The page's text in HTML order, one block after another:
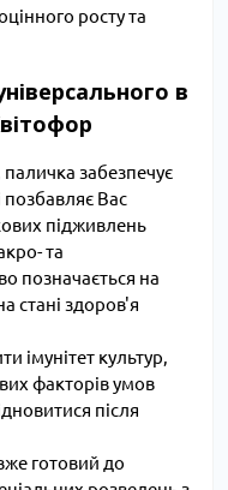
росту та
в
паличка забезпечує
позбавляє Вас
підживлень
та
позначається на
стані здоров'я
імунітет культур,
факторів умов
після
готовий до